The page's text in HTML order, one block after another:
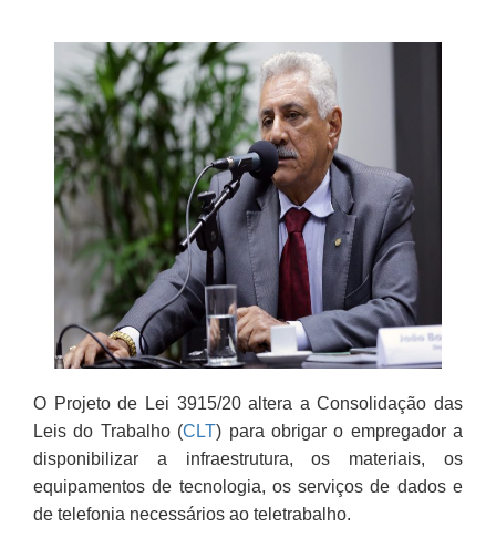
O Projeto de Lei 3915/20 altera a Consolidação das
Leis do Trabalho (CLT) para obrigar o empregador a
disponibilizar a infraestrutura, os materiais, os
equipamentos de tecnologia, os serviços de dados e
de telefonia necessários ao teletrabalho.